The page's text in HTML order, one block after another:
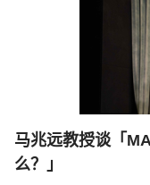
马兆远教授谈「
么？」